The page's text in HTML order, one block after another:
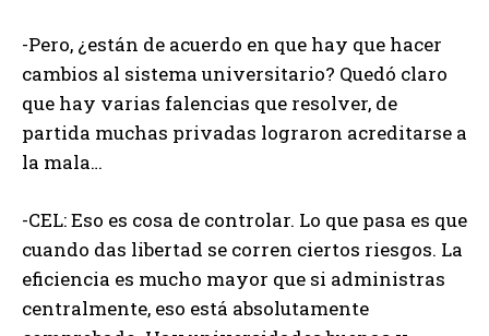
-Pero, ¿están de acuerdo en que hay que hacer
cambios al sistema universitario? Quedó claro
que hay varias falencias que resolver, de
partida muchas privadas lograron acreditarse a
la mala…
-CEL: Eso es cosa de controlar. Lo que pasa es que
cuando das libertad se corren ciertos riesgos. La
eficiencia es mucho mayor que si administras
centralmente, eso está absolutamente